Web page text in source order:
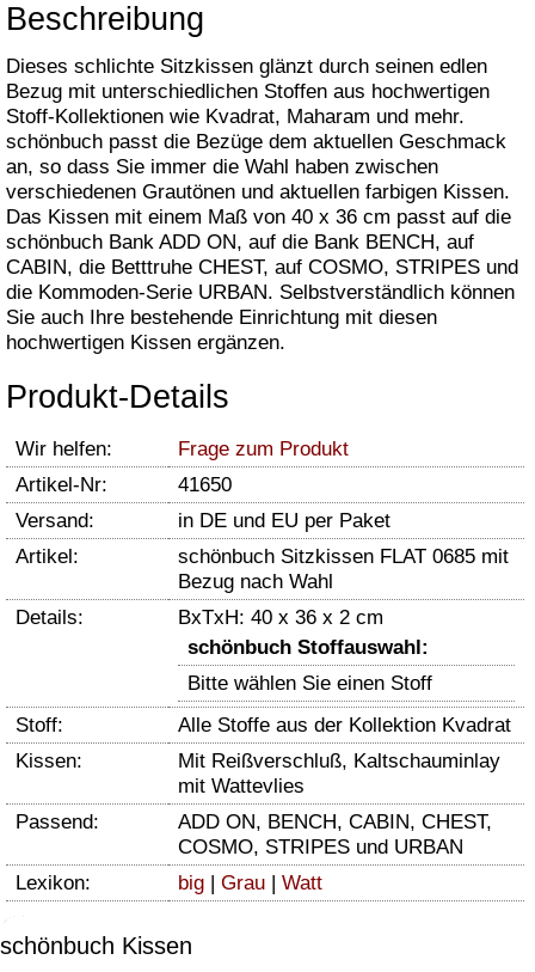
Beschreibung
Dieses schlichte Sitzkissen glänzt durch seinen edlen
Bezug mit unterschiedlichen Stoffen aus hochwertigen
Stoff-Kollektionen wie Kvadrat, Maharam und mehr.
schönbuch passt die Bezüge dem aktuellen Geschmack
an, so dass Sie immer die Wahl haben zwischen
verschiedenen Grautönen und aktuellen farbigen Kissen.
Das Kissen mit einem Maß von 40 x 36 cm passt auf die
schönbuch Bank ADD ON, auf die Bank BENCH, auf
CABIN, die Betttruhe CHEST, auf COSMO, STRIPES und
die Kommoden-Serie URBAN. Selbstverständlich können
Sie auch Ihre bestehende Einrichtung mit diesen
hochwertigen Kissen ergänzen.
Produkt-Details
Wir helfen:
Frage zum Produkt
Artikel-Nr:
41650
Versand:
in DE und EU per Paket
Artikel:
schönbuch Sitzkissen FLAT 0685 mit
Bezug nach Wahl
Details:
BxTxH: 40 x 36 x 2 cm
schönbuch Stoffauswahl:
Bitte wählen Sie einen Stoff
Stoff:
Alle Stoffe aus der Kollektion Kvadrat
Kissen:
Mit Reißverschluß, Kaltschauminlay
mit Wattevlies
Passend:
ADD ON, BENCH, CABIN, CHEST,
COSMO, STRIPES und URBAN
Lexikon:
big | Grau | Watt
schönbuch Kissen